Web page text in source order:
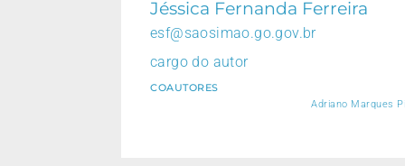
Jéssica Fernanda Ferreira
esf@saosimao.go.gov.br
cargo do autor
COAUTORES
Adriano Marques